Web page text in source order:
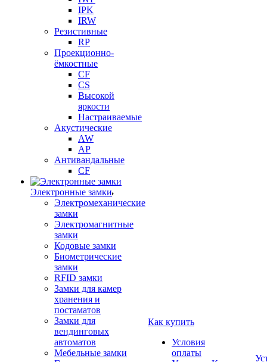
IPK
IRW
Резистивные
RP
Проекционно-
ёмкостные
CF
CS
Высокой
яркости
Настраиваемые
Акустические
AW
AP
Антивандальные
CF
Электронные замки
Электромеханические
замки
Электромагнитные
замки
Кодовые замки
Биометрические
замки
RFID замки
Замки для камер
хранения и
постаматов
Замки для
вендинговых
автоматов
Мебельные замки
Как купить
Условия
оплаты